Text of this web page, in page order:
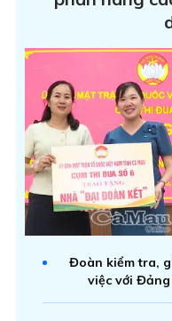
Đoàn kiểm tra,
việc với